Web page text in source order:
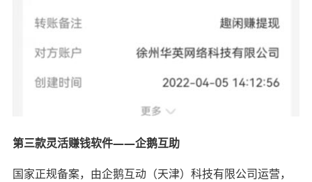
第三款灵活赚钱软件——企鹅互助
国家正规备案，由企鹅互动（天津）科技有限公司运营，